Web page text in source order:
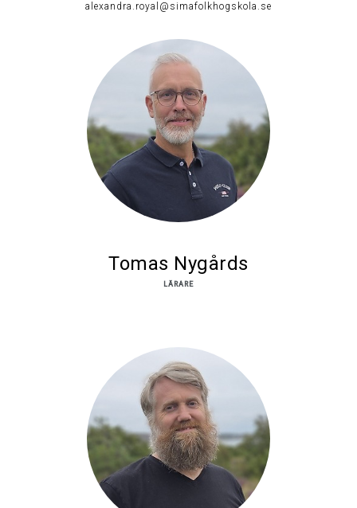
alexandra.royal@simafolkhogskola.se
Tomas Nygårds
LÄRARE